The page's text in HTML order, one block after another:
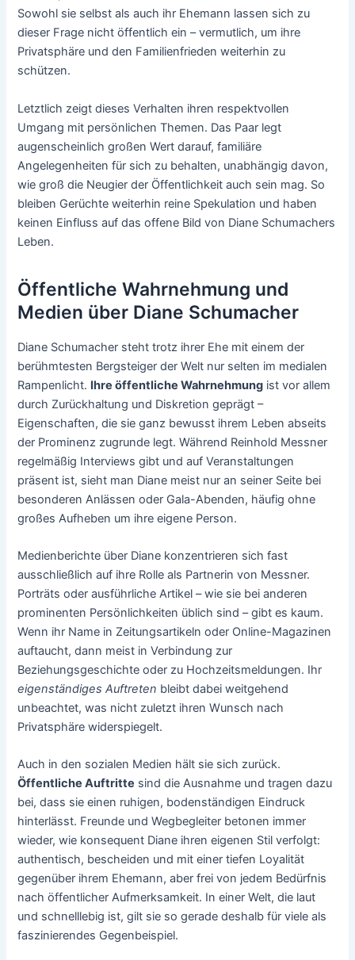
Sowohl sie selbst als auch ihr Ehemann lassen sich zu
dieser Frage nicht öffentlich ein – vermutlich, um ihre
Privatsphäre und den Familienfrieden weiterhin zu
schützen.
Letztlich zeigt dieses Verhalten ihren respektvollen
Umgang mit persönlichen Themen. Das Paar legt
augenscheinlich großen Wert darauf, familiäre
Angelegenheiten für sich zu behalten, unabhängig davon,
wie groß die Neugier der Öffentlichkeit auch sein mag. So
bleiben Gerüchte weiterhin reine Spekulation und haben
keinen Einfluss auf das offene Bild von Diane Schumachers
Leben.
Öffentliche Wahrnehmung und
Medien über Diane Schumacher
Diane Schumacher steht trotz ihrer Ehe mit einem der
berühmtesten Bergsteiger der Welt nur selten im medialen
Rampenlicht. Ihre öffentliche Wahrnehmung ist vor allem
durch Zurückhaltung und Diskretion geprägt –
Eigenschaften, die sie ganz bewusst ihrem Leben abseits
der Prominenz zugrunde legt. Während Reinhold Messner
regelmäßig Interviews gibt und auf Veranstaltungen
präsent ist, sieht man Diane meist nur an seiner Seite bei
besonderen Anlässen oder Gala-Abenden, häufig ohne
großes Aufheben um ihre eigene Person.
Medienberichte über Diane konzentrieren sich fast
ausschließlich auf ihre Rolle als Partnerin von Messner.
Porträts oder ausführliche Artikel – wie sie bei anderen
prominenten Persönlichkeiten üblich sind – gibt es kaum.
Wenn ihr Name in Zeitungsartikeln oder Online-Magazinen
auftaucht, dann meist in Verbindung zur
Beziehungsgeschichte oder zu Hochzeitsmeldungen. Ihr
eigenständiges Auftreten bleibt dabei weitgehend
unbeachtet, was nicht zuletzt ihren Wunsch nach
Privatsphäre widerspiegelt.
Auch in den sozialen Medien hält sie sich zurück.
Öffentliche Auftritte sind die Ausnahme und tragen dazu
bei, dass sie einen ruhigen, bodenständigen Eindruck
hinterlässt. Freunde und Wegbegleiter betonen immer
wieder, wie konsequent Diane ihren eigenen Stil verfolgt:
authentisch, bescheiden und mit einer tiefen Loyalität
gegenüber ihrem Ehemann, aber frei von jedem Bedürfnis
nach öffentlicher Aufmerksamkeit. In einer Welt, die laut
und schnelllebig ist, gilt sie so gerade deshalb für viele als
faszinierendes Gegenbeispiel.